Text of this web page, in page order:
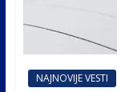
NAJNOVIJE VESTI